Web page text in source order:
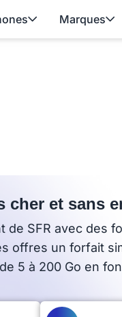
Marques
cher et sans
SFR avec des
offres un forfait
5 à 200 Go en